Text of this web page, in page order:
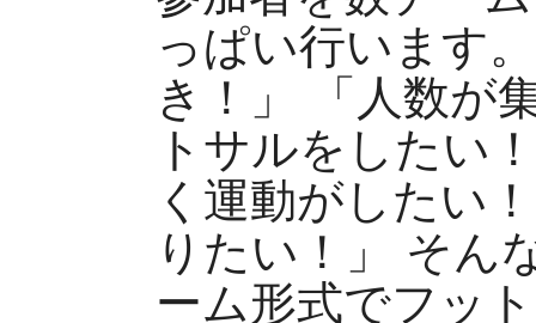
っぱい行います
き！」 「人数が
トサルをしたい
く運動がしたい
りたい！」 そん
ーム形式でフッ